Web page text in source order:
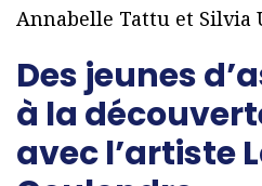
Annabelle Tattu et Silvia
Des jeunes
à la
avec l’artiste